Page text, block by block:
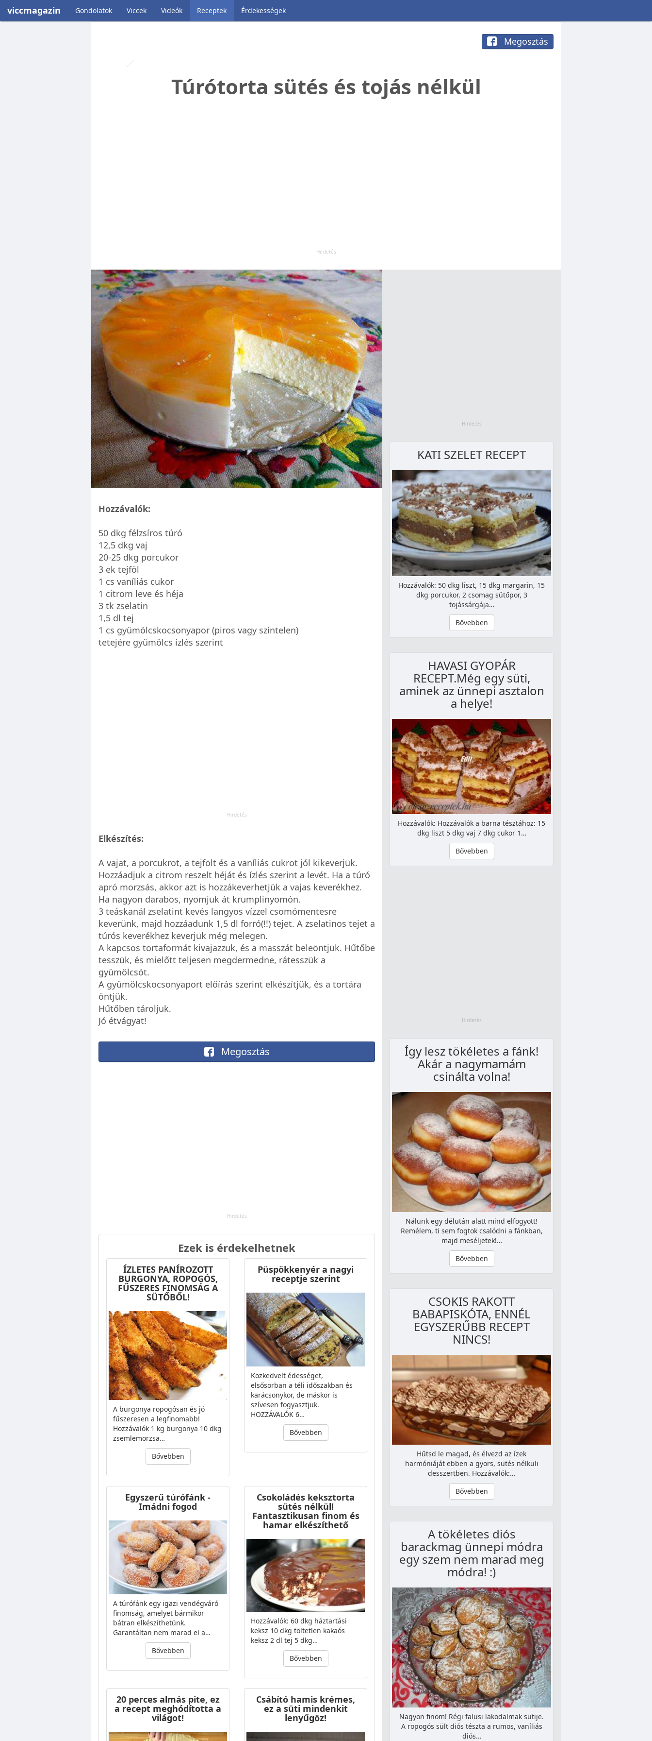
viccmagazin Gondolatok Viccek Videók Receptek Érdekességek
Megosztás
Túrótorta sütés és tojás nélkül
Hozzávalók:
50 dkg félzsíros túró
12,5 dkg vaj
20-25 dkg porcukor
3 ek tejföl
1 cs vaníliás cukor
1 citrom leve és héja
3 tk zselatin
1,5 dl tej
1 cs gyümölcskocsonyapor (piros vagy színtelen)
tetejére gyümölcs ízlés szerint
Elkészítés:
A vajat, a porcukrot, a tejfölt és a vaníliás cukrot jól kikeverjük.
Hozzáadjuk a citrom reszelt héját és ízlés szerint a levét. Ha a túró
apró morzsás, akkor azt is hozzákeverhetjük a vajas keverékhez.
Ha nagyon darabos, nyomjuk át krumplinyomón.
3 teáskanál zselatint kevés langyos vízzel csomómentesre
keverünk, majd hozzáadunk 1,5 dl forró(!!) tejet. A zselatinos tejet a
túrós keverékhez keverjük még melegen.
A kapcsos tortaformát kivajazzuk, és a masszát beleöntjük. Hűtőbe
tesszük, és mielőtt teljesen megdermedne, rátesszük a
gyümölcsöt.
A gyümölcskocsonyaport előírás szerint elkészítjük, és a tortára
öntjük.
Hűtőben tároljuk.
Jó étvágyat!
Megosztás
Ezek is érdekelhetnek
ÍZLETES PANÍROZOTT
BURGONYA, ROPOGÓS,
FŰSZERES FINOMSÁG A
SÜTŐBŐL!
A burgonya ropogósan és jó
fűszeresen a legfinomabb!
Hozzávalók 1 kg burgonya 10 dkg
zsemlemorzsa…
Bővebben
Püspökkenyér a nagyi
receptje szerint
Közkedvelt édességet,
elsősorban a téli időszakban és
karácsonykor, de máskor is
szívesen fogyasztjuk.
HOZZÁVALÓK 6…
Bővebben
Egyszerű túrófánk -
Imádni fogod
A túrófánk egy igazi vendégváró
finomság, amelyet bármikor
bátran elkészíthetünk.
Garantáltan nem marad el a…
Bővebben
Csokoládés keksztorta
sütés nélkül!
Fantasztikusan finom és
hamar elkészíthető
Hozzávalók: 60 dkg háztartási
keksz 10 dkg töltetlen kakaós
keksz 2 dl tej 5 dkg…
Bővebben
20 perces almás pite, ez
a recept meghódította a
világot!
Csábító hamis krémes,
ez a süti mindenkit
lenyűgöz!
KATI SZELET RECEPT
Hozzávalók: 50 dkg liszt, 15 dkg margarin, 15
dkg porcukor, 2 csomag sütőpor, 3
tojássárgája…
Bővebben
HAVASI GYOPÁR
RECEPT.Még egy süti,
aminek az ünnepi asztalon
a helye!
Hozzávalók: Hozzávalók a barna tésztához: 15
dkg liszt 5 dkg vaj 7 dkg cukor 1…
Bővebben
Így lesz tökéletes a fánk!
Akár a nagymamám
csinálta volna!
Nálunk egy délután alatt mind elfogyott!
Remélem, ti sem fogtok csalódni a fánkban,
majd meséljetek!…
Bővebben
CSOKIS RAKOTT
BABAPISKÓTA, ENNÉL
EGYSZERŰBB RECEPT
NINCS!
Hűtsd le magad, és élvezd az ízek
harmóniáját ebben a gyors, sütés nélküli
desszertben. Hozzávalók:…
Bővebben
A tökéletes diós
barackmag ünnepi módra
egy szem nem marad meg
módra! :)
Nagyon finom! Régi falusi lakodalmak sütije.
A ropogós sült diós tészta a rumos, vaníliás
diós…